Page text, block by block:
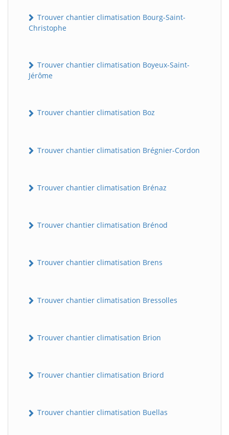
Trouver chantier climatisation Bourg-Saint-
Christophe
Trouver chantier climatisation Boyeux-Saint-
Jérôme
Trouver chantier climatisation Boz
Trouver chantier climatisation Brégnier-Cordon
Trouver chantier climatisation Brénaz
Trouver chantier climatisation Brénod
Trouver chantier climatisation Brens
Trouver chantier climatisation Bressolles
Trouver chantier climatisation Brion
Trouver chantier climatisation Briord
Trouver chantier climatisation Buellas